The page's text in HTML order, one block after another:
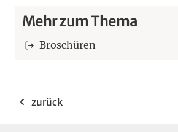
Mehr zum Thema
Broschüren
zurück